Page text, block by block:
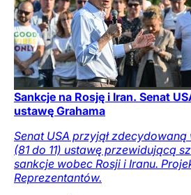
Sankcje na Rosję i Iran. Senat
ustawę Grahama
Senat USA przyjął
(81 do 11) ustawę przewidującą
sankcje wobec Rosji i Iranu.
Reprezentantów.